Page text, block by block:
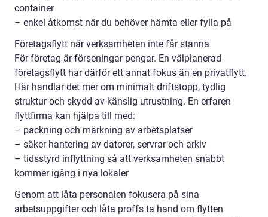
container
– enkel åtkomst när du behöver hämta eller fylla på
Företagsflytt när verksamheten inte får stanna
För företag är förseningar pengar. En välplanerad
företagsflytt har därför ett annat fokus än en privatflytt.
Här handlar det mer om minimalt driftstopp, tydlig
struktur och skydd av känslig utrustning. En erfaren
flyttfirma kan hjälpa till med:
– packning och märkning av arbetsplatser
– säker hantering av datorer, servrar och arkiv
– tidsstyrd inflyttning så att verksamheten snabbt
kommer igång i nya lokaler
Genom att låta personalen fokusera på sina
arbetsuppgifter och låta proffs ta hand om flytten